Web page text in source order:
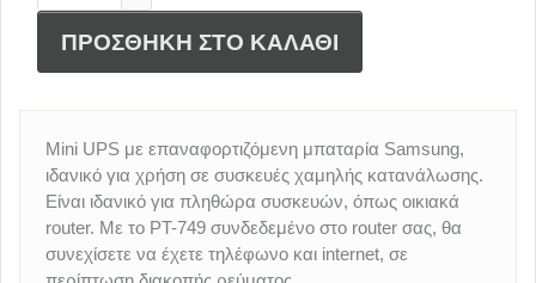
ΠΡΟΣΘΗΚΗ ΣΤΟ ΚΑΛΑΘΙ
Mini UPS με επαναφορτιζόμενη μπαταρία Samsung,
ιδανικό για χρήση σε συσκευές χαμηλής κατανάλωσης.
Είναι ιδανικό για πληθώρα συσκευών, όπως οικιακά
router. Με το PT-749 συνδεδεμένο στο router σας, θα
συνεχίσετε να έχετε τηλέφωνο και internet, σε